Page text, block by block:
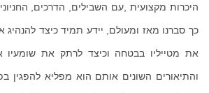
היכרות מקצועית עם השבילים הדרכים
כך סברנו מאז ומעולם יידע תמיד כיצד להנהיג
את מטייליו בבטחה וכיצד לרתק את שומעיו
והתיאורים השונים אותם הוא מפליא להפגין